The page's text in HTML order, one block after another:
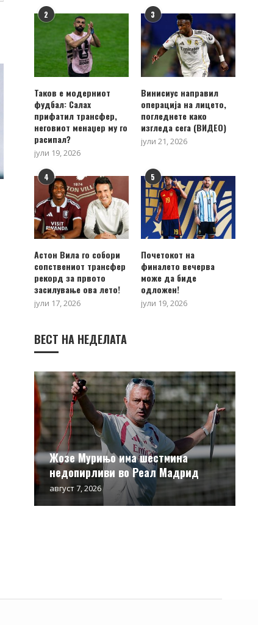
2
Таков е модерниот
фудбал: Салах
прифатил трансфер,
неговиот менаџер му го
расипал?
јули 19, 2026
3
Винисиус направил
операција на лицето,
погледнете како
изгледа сега (ВИДЕО)
јули 21, 2026
4
Астон Вила го собори
сопствениот трансфер
рекорд за првото
засилување ова лето!
јули 17, 2026
5
Почетокот на
финалето вечерва
може да биде
одложен!
јули 19, 2026
ВЕСТ НА НЕДЕЛАТА
Жозе Мурињо има шестмина
недопирливи во Реал Мадрид
август 7, 2026